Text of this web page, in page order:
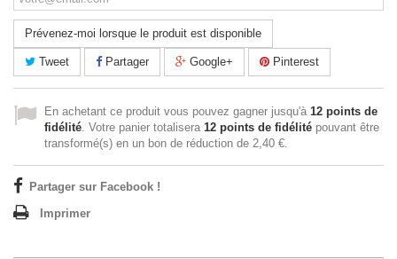
Prévenez-moi lorsque le produit est disponible
Tweet Partager Google+ Pinterest
En achetant ce produit vous pouvez gagner jusqu'à 12 points de
fidélité. Votre panier totalisera 12 points de fidélité pouvant être
transformé(s) en un bon de réduction de 2,40 €.
Partager sur Facebook !
Imprimer